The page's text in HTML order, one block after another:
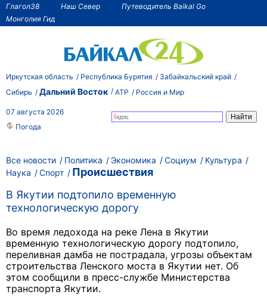
Глагол38 Наш Север
Путеводитель Baikal Go
Монголия Гид
Иркутская область Республика Бурятия
Забайкальский край
Сибирь
Дальний Восток АТР Россия и Мир
07 августа 2026
Погода
Все новости Политика Экономика Социум
Культура
Наука
Спорт
Происшествия
В Якутии подтопило временную
технологическую дорогу
Во время ледохода на реке Лена в Якутии
временную технологическую дорогу подтопило,
переливная дамба не пострадала, угрозы объектам
строительства Ленского моста в Якутии нет. Об
этом сообщили в пресс-службе Министерства
транспорта Якутии.